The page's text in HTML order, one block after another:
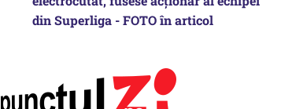
din Superliga - FOTO în articol